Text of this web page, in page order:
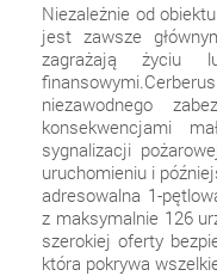
Niezależnie od
jest zawsze
zagrażają
niezawodnego
konsekwencjami
sygnalizacji
uruchomieniu i
adresowalna 1-
z maksymalnie 126
szerokiej oferty
która pokrywa